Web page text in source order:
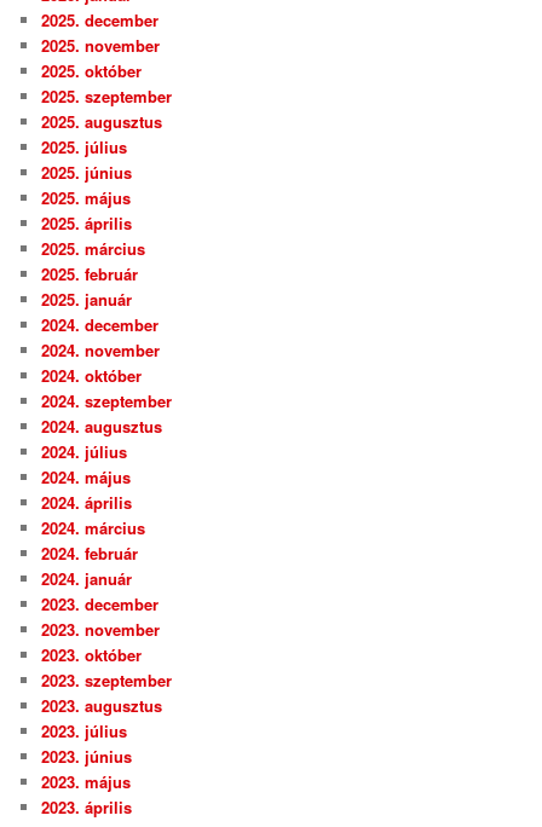
2025. december
2025. november
2025. október
2025. szeptember
2025. augusztus
2025. július
2025. június
2025. május
2025. április
2025. március
2025. február
2025. január
2024. december
2024. november
2024. október
2024. szeptember
2024. augusztus
2024. július
2024. május
2024. április
2024. március
2024. február
2024. január
2023. december
2023. november
2023. október
2023. szeptember
2023. augusztus
2023. július
2023. június
2023. május
2023. április